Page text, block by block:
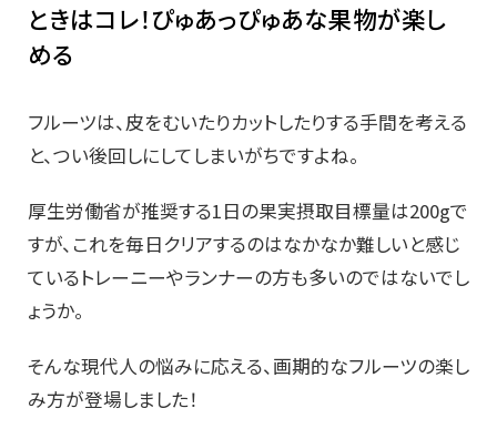
ときはコレ！ぴゅあっぴゅあな果物が楽し
める
フルーツは、皮をむいたりカットしたりする手間を考える
と、つい後回しにしてしまいがちですよね。
厚生労働省が推奨する1日の果実摂取目標量は200gで
すが、これを毎日クリアするのはなかなか難しいと感じ
ているトレーニーやランナーの方も多いのではないでし
ょうか。
そんな現代人の悩みに応える、画期的なフルーツの楽し
み方が登場しました！